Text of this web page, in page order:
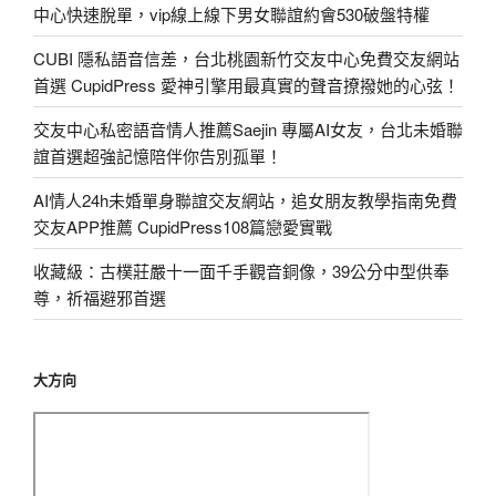
中心快速脫單，vip線上線下男女聯誼約會530破盤特權
CUBI 隱私語音信差，台北桃園新竹交友中心免費交友網站
首選 CupidPress 愛神引擎用最真實的聲音撩撥她的心弦！
交友中心私密語音情人推薦Saejin 專屬AI女友，台北未婚聯
誼首選超強記憶陪伴你告別孤單！
AI情人24h未婚單身聯誼交友網站，追女朋友教學指南免費
交友APP推薦 CupidPress108篇戀愛實戰
收藏級：古樸莊嚴十一面千手觀音銅像，39公分中型供奉
尊，祈福避邪首選
大方向